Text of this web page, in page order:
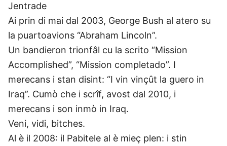
Jentrade
Ai prin di mai dal 2003, George Bush al atero su
la puartoavions “Abraham Lincoln”.
Un bandieron trionfâl cu la scrito “Mission
Accomplished”, “Mission completado”. I
merecans i stan disint: “I vin vinçût la guero in
Iraq”. Cumò che i scrîf, avost dal 2010, i
merecans i son inmò in Iraq.
Veni, vidi, bitches.
Al è il 2008: il Pabitele al è mieç plen: i stin